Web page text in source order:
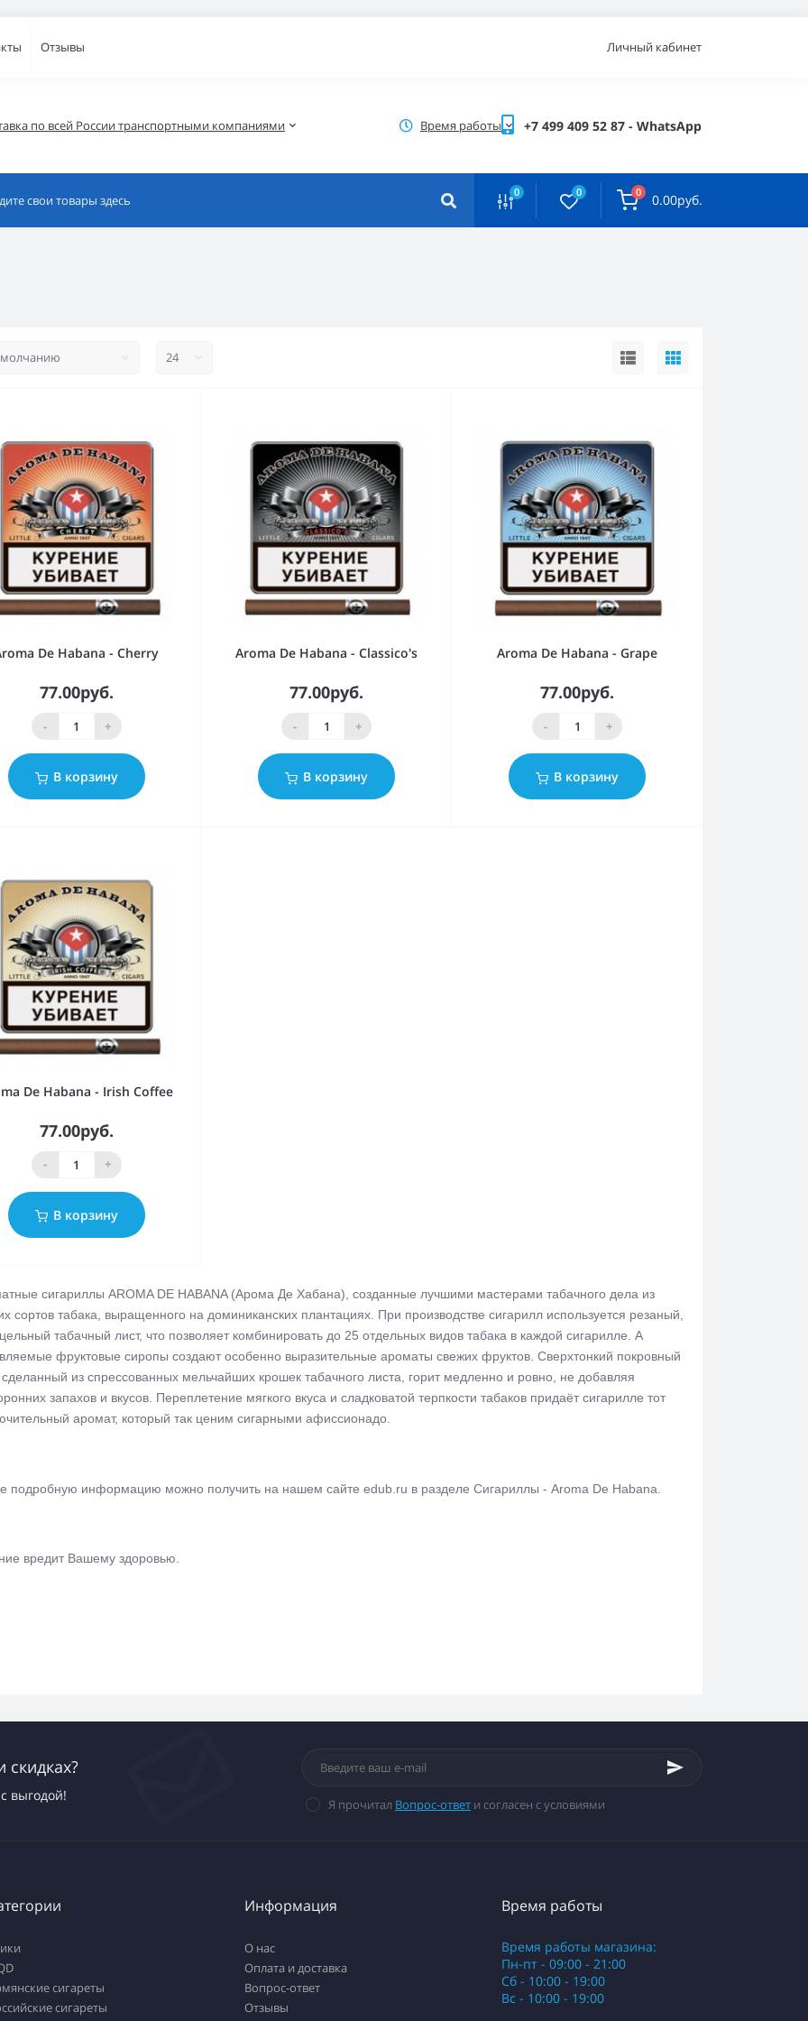
Отзывы Личный кабинет
по всей России транспортными компаниями Время работы +7 499 409 52 87 - WhatsApp
0 0 0 0.00руб.
De Habana - Cherry
77.00руб.
- +
В корзину
Aroma De Habana - Classico's
77.00руб.
- +
В корзину
Aroma De Habana - Grape
77.00руб.
- +
В корзину
De Habana - Irish Coffee
77.00руб.
- +
В корзину
сигариллы AROMA DE HABANA (Арома Де Хабана), созданные лучшими мастерами табачного дела из
сортов табака, выращенного на доминиканских плантациях. При производстве сигарилл используется резаный,
табачный лист, что позволяет комбинировать до 25 отдельных видов табака в каждой сигарилле. А
фруктовые сиропы создают особенно выразительные ароматы свежих фруктов. Сверхтонкий покровный
сделанный из спрессованных мельчайших крошек табачного листа, горит медленно и ровно, не добавляя
запахов и вкусов. Переплетение мягкого вкуса и сладковатой терпкости табаков придаёт сигарилле тот
аромат, который так ценим сигарными афисcионадо.
подробную информацию можно получить на нашем сайте edub.ru в разделе Сигариллы - Aroma De Habana.
вредит Вашему здоровью.
скидках?
выгодой!
Я прочитал Вопрос-ответ и согласен с условиями
сигареты
сигареты
Информация
О нас
Оплата и доставка
Вопрос-ответ
Отзывы
Время работы
Время работы магазина:
Пн-пт - 09:00 - 21:00
Сб - 10:00 - 19:00
Вс - 10:00 - 19:00